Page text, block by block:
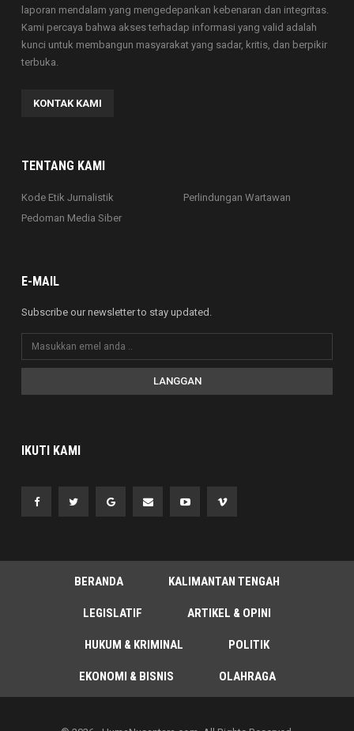
laporan mendalam yang mengedepankan kebenaran dan integritas.
Kami percaya bahwa akses terhadap informasi yang valid adalah
kunci untuk membangun masyarakat yang sadar, kritis, dan berpikir
terbuka.
KONTAK KAMI
TENTANG KAMI
Kode Etik Jurnalistik
Pedoman Media Siber
Perlindungan Wartawan
E-MAIL
Subscribe our newsletter to stay updated.
LANGGAN
IKUTI KAMI
BERANDA KALIMANTAN TENGAH
LEGISLATIF ARTIKEL & OPINI
HUKUM & KRIMINAL POLITIK
EKONOMI & BISNIS OLAHRAGA